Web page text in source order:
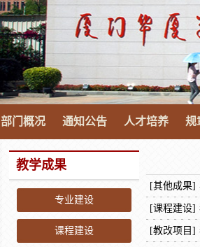
部门概况 通知公告 人才培养 规
教学成果
专业建设
课程建设
[其他成果]
[课程建设]
[教改项目]